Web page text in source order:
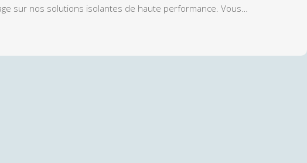
sur nos solutions isolantes de haute performance. Vous…